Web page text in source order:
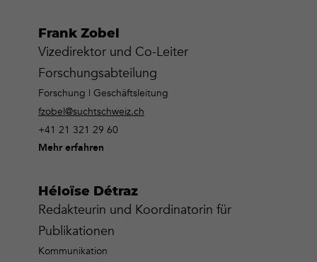
Frank Zobel
Vizedirektor und Co-Leiter
Forschungsabteilung
Forschung | Geschäftsleitung
fzobel@suchtschweiz.ch
+41 21 321 29 60
Mehr erfahren
Héloïse Détraz
Redakteurin und Koordinatorin für
Publikationen
Kommunikation